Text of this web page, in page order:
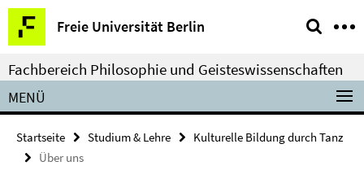
Springe
direkt
zu
Inhalt
Freie Universität Berlin
Service-
Navigation
Fachbereich Philosophie und Geisteswissenschaften
MENÜ
Startseite Studium & Lehre
Kulturelle Bildung durch Tanz
Über uns